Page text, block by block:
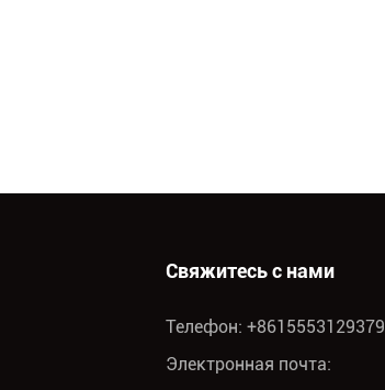
Свяжитесь с нами
Телефон: +8615553129379
Электронная почта: